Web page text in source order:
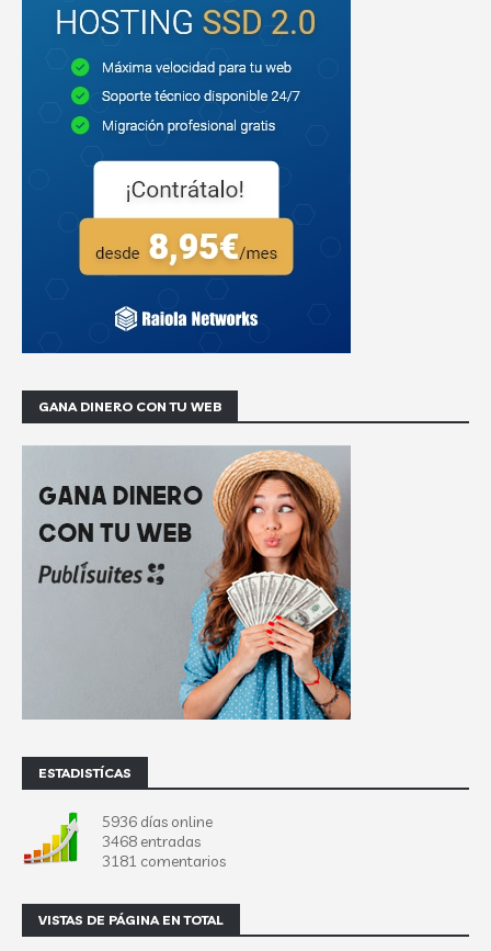
GANA DINERO CON TU WEB
ESTADISTÍCAS
5936 días online
3468 entradas
3181 comentarios
VISTAS DE PÁGINA EN TOTAL